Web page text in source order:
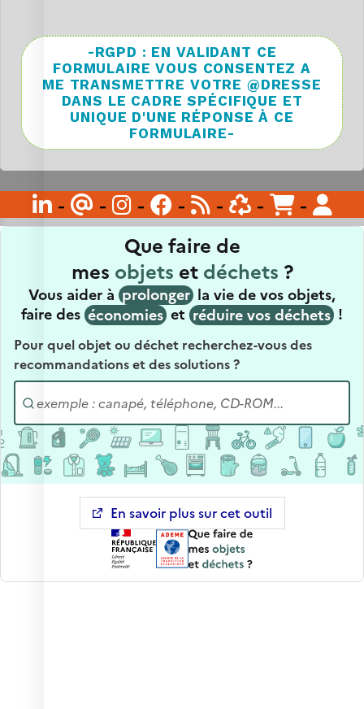
-RGPD : EN VALIDANT CE
FORMULAIRE VOUS CONSENTEZ A
ME TRANSMETTRE VOTRE @DRESSE
DANS LE CADRE SPÉCIFIQUE ET
UNIQUE D'UNE RÉPONSE À CE
FORMULAIRE-
 - @ -  -  -  -  - - 